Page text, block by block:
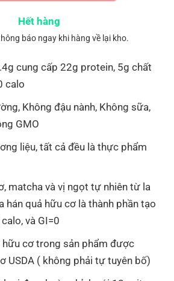
Hết hàng
báo ngay khi hàng về lại kho.
cung cấp 22g protein, 5g chất
calo
Không đậu nành, Không sữa,
GMO
liệu, tất cả đều là thực phẩm
matcha và vị ngọt tự nhiên từ la
hán quả hữu cơ là thành phần tạo
và GI=0
hữu cơ trong sản phẩm được
USDA ( không phải tự tuyên bố)